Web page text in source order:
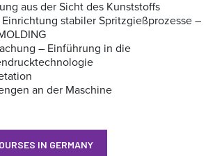
aus der Sicht des Kunststoffs
stabiler Spritzgießprozesse –
– Einführung in die
an der Maschine
IN GERMANY